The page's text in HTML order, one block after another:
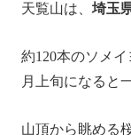
天覧山は、 埼玉
約120本のソメ
月上旬になると
山頂から眺める